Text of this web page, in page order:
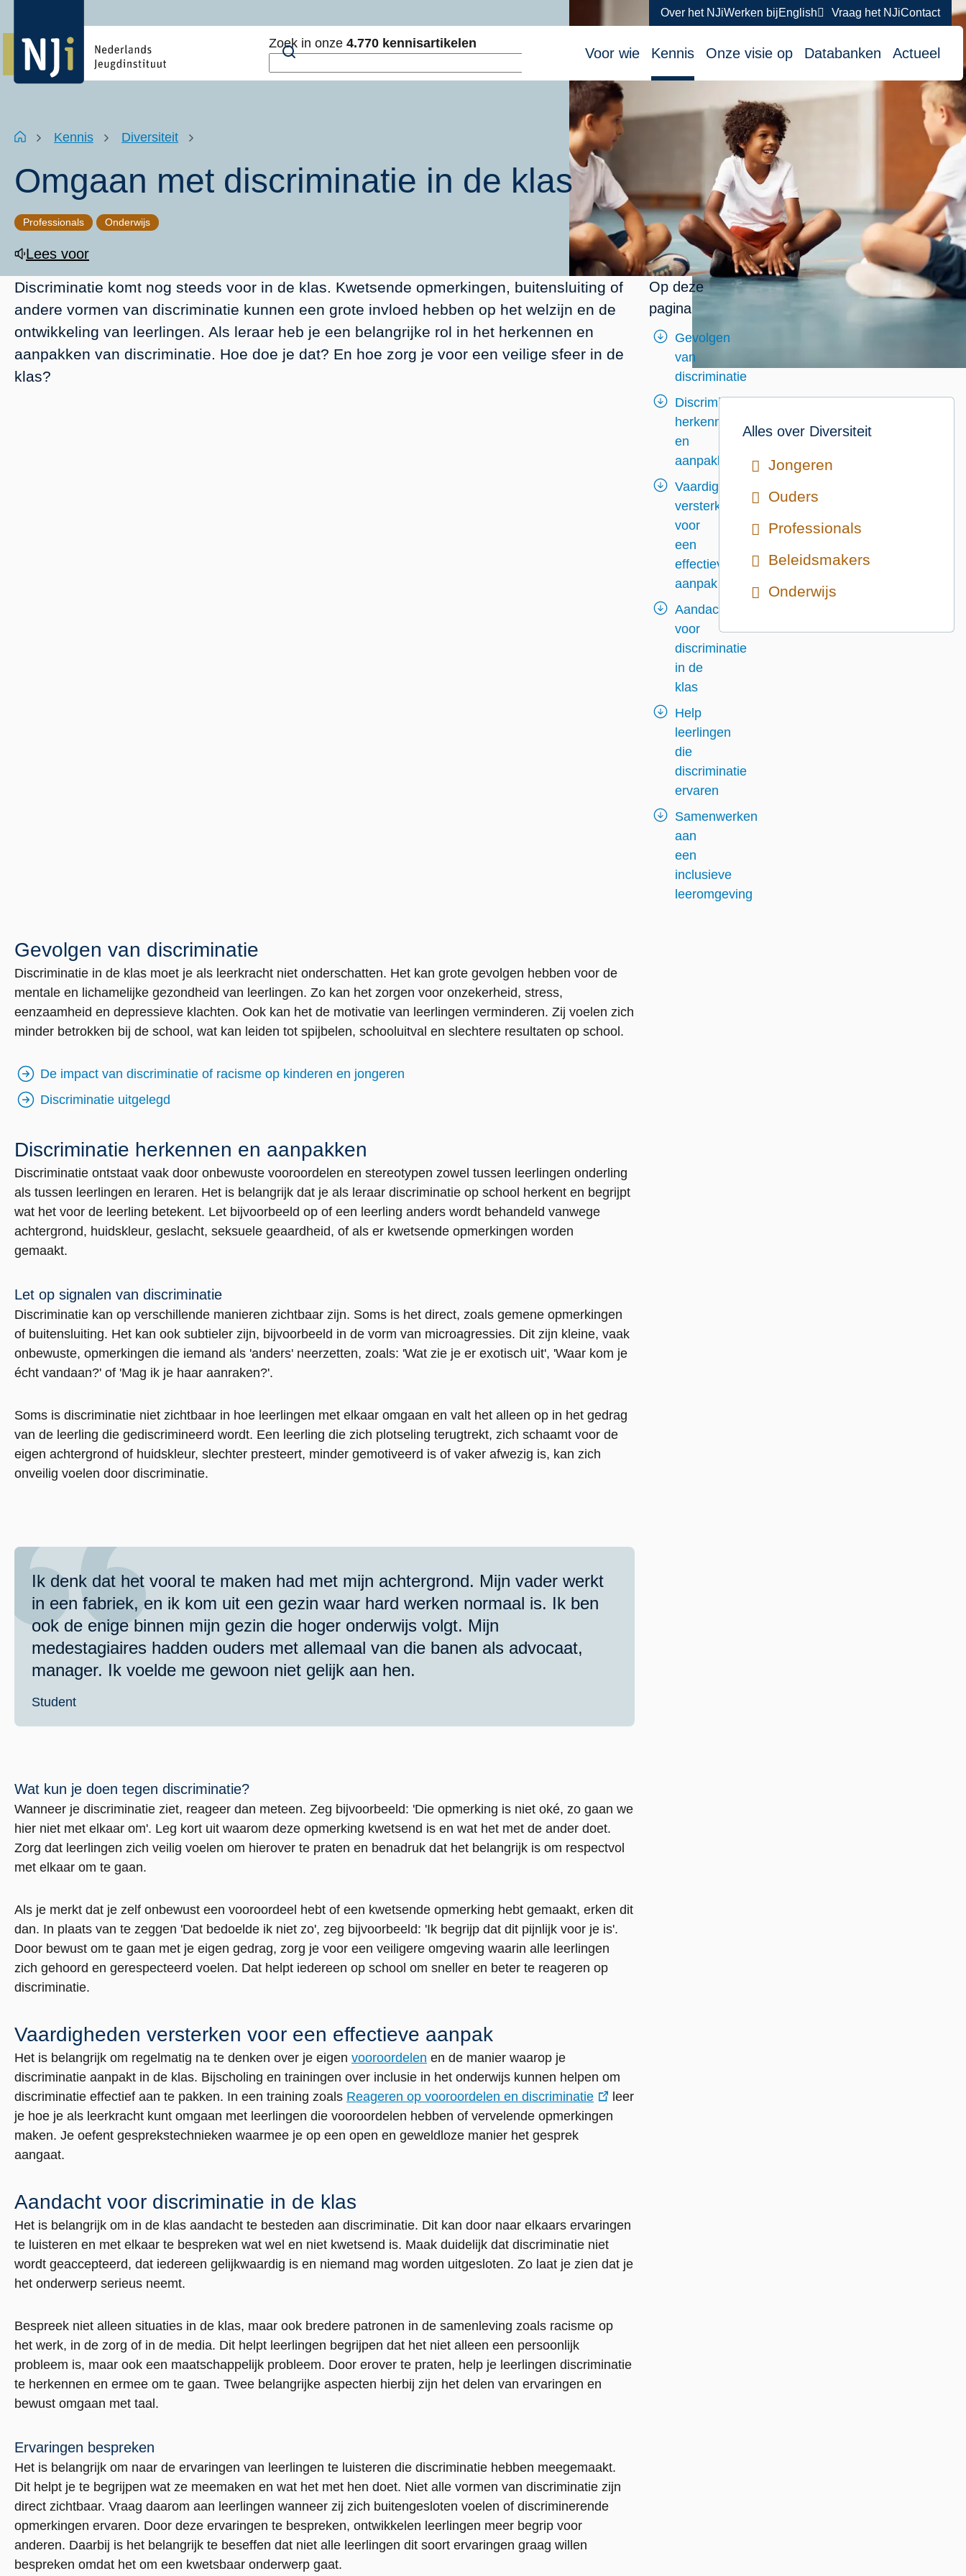
inhoud
Over het NJiWerken bijEnglish Vraag het NJiContact
Voor wie Kennis Onze visie op Databanken Actueel
Zoek in onze 4.770 kennisartikelen
Kruimelpad
HomeKennis Diversiteit
Omgaan met discriminatie in de klas
Professionals Onderwijs
Lees voor
Discriminatie komt nog steeds voor in de klas. Kwetsende opmerkingen, buitensluiting of
andere vormen van discriminatie kunnen een grote invloed hebben op het welzijn en de
ontwikkeling van leerlingen. Als leraar heb je een belangrijke rol in het herkennen en
aanpakken van discriminatie. Hoe doe je dat? En hoe zorg je voor een veilige sfeer in de
klas?
Op deze
pagina
Gevolgen
van
discriminatie
Discriminatie
herkennen
en
aanpakken
Vaardigheden
versterken
voor
een
effectieve
aanpak
Aandacht
voor
discriminatie
in de
klas
Help
leerlingen
die
discriminatie
ervaren
Samenwerken
aan
een
inclusieve
leeromgeving
Alles over Diversiteit
Jongeren
Ouders
Professionals
Beleidsmakers
Onderwijs
Gevolgen van discriminatie
Discriminatie in de klas moet je als leerkracht niet onderschatten. Het kan grote gevolgen hebben voor de
mentale en lichamelijke gezondheid van leerlingen. Zo kan het zorgen voor onzekerheid, stress,
eenzaamheid en depressieve klachten. Ook kan het de motivatie van leerlingen verminderen. Zij voelen zich
minder betrokken bij de school, wat kan leiden tot spijbelen, schooluitval en slechtere resultaten op school.
De impact van discriminatie of racisme op kinderen en jongeren
Discriminatie uitgelegd
Discriminatie herkennen en aanpakken
Discriminatie ontstaat vaak door onbewuste vooroordelen en stereotypen zowel tussen leerlingen onderling
als tussen leerlingen en leraren. Het is belangrijk dat je als leraar discriminatie op school herkent en begrijpt
wat het voor de leerling betekent. Let bijvoorbeeld op of een leerling anders wordt behandeld vanwege
achtergrond, huidskleur, geslacht, seksuele geaardheid, of als er kwetsende opmerkingen worden
gemaakt.
Let op signalen van discriminatie
Discriminatie kan op verschillende manieren zichtbaar zijn. Soms is het direct, zoals gemene opmerkingen
of buitensluiting. Het kan ook subtieler zijn, bijvoorbeeld in de vorm van microagressies. Dit zijn kleine, vaak
onbewuste, opmerkingen die iemand als 'anders' neerzetten, zoals: 'Wat zie je er exotisch uit', 'Waar kom je
écht vandaan?' of 'Mag ik je haar aanraken?'.
Soms is discriminatie niet zichtbaar in hoe leerlingen met elkaar omgaan en valt het alleen op in het gedrag
van de leerling die gediscrimineerd wordt. Een leerling die zich plotseling terugtrekt, zich schaamt voor de
eigen achtergrond of huidskleur, slechter presteert, minder gemotiveerd is of vaker afwezig is, kan zich
onveilig voelen door discriminatie.
Ik denk dat het vooral te maken had met mijn achtergrond. Mijn vader werkt
in een fabriek, en ik kom uit een gezin waar hard werken normaal is. Ik ben
ook de enige binnen mijn gezin die hoger onderwijs volgt. Mijn
medestagiaires hadden ouders met allemaal van die banen als advocaat,
manager. Ik voelde me gewoon niet gelijk aan hen.
Student
Wat kun je doen tegen discriminatie?
Wanneer je discriminatie ziet, reageer dan meteen. Zeg bijvoorbeeld: 'Die opmerking is niet oké, zo gaan we
hier niet met elkaar om'. Leg kort uit waarom deze opmerking kwetsend is en wat het met de ander doet.
Zorg dat leerlingen zich veilig voelen om hierover te praten en benadruk dat het belangrijk is om respectvol
met elkaar om te gaan.
Als je merkt dat je zelf onbewust een vooroordeel hebt of een kwetsende opmerking hebt gemaakt, erken dit
dan. In plaats van te zeggen 'Dat bedoelde ik niet zo', zeg bijvoorbeeld: 'Ik begrijp dat dit pijnlijk voor je is'.
Door bewust om te gaan met je eigen gedrag, zorg je voor een veiligere omgeving waarin alle leerlingen
zich gehoord en gerespecteerd voelen. Dat helpt iedereen op school om sneller en beter te reageren op
discriminatie.
Vaardigheden versterken voor een effectieve aanpak
Het is belangrijk om regelmatig na te denken over je eigen vooroordelen en de manier waarop je
discriminatie aanpakt in de klas. Bijscholing en trainingen over inclusie in het onderwijs kunnen helpen om
discriminatie effectief aan te pakken. In een training zoals Reageren op vooroordelen en discriminatie
externe
link
leer
je hoe je als leerkracht kunt omgaan met leerlingen die vooroordelen hebben of vervelende opmerkingen
maken. Je oefent gesprekstechnieken waarmee je op een open en geweldloze manier het gesprek
aangaat.
Aandacht voor discriminatie in de klas
Het is belangrijk om in de klas aandacht te besteden aan discriminatie. Dit kan door naar elkaars ervaringen
te luisteren en met elkaar te bespreken wat wel en niet kwetsend is. Maak duidelijk dat discriminatie niet
wordt geaccepteerd, dat iedereen gelijkwaardig is en niemand mag worden uitgesloten. Zo laat je zien dat je
het onderwerp serieus neemt.
Bespreek niet alleen situaties in de klas, maar ook bredere patronen in de samenleving zoals racisme op
het werk, in de zorg of in de media. Dit helpt leerlingen begrijpen dat het niet alleen een persoonlijk
probleem is, maar ook een maatschappelijk probleem. Door erover te praten, help je leerlingen discriminatie
te herkennen en ermee om te gaan. Twee belangrijke aspecten hierbij zijn het delen van ervaringen en
bewust omgaan met taal.
Ervaringen bespreken
Het is belangrijk om naar de ervaringen van leerlingen te luisteren die discriminatie hebben meegemaakt.
Dit helpt je te begrijpen wat ze meemaken en wat het met hen doet. Niet alle vormen van discriminatie zijn
direct zichtbaar. Vraag daarom aan leerlingen wanneer zij zich buitengesloten voelen of discriminerende
opmerkingen ervaren. Door deze ervaringen te bespreken, ontwikkelen leerlingen meer begrip voor
anderen. Daarbij is het belangrijk te beseffen dat niet alle leerlingen dit soort ervaringen graag willen
bespreken omdat het om een kwetsbaar onderwerp gaat.